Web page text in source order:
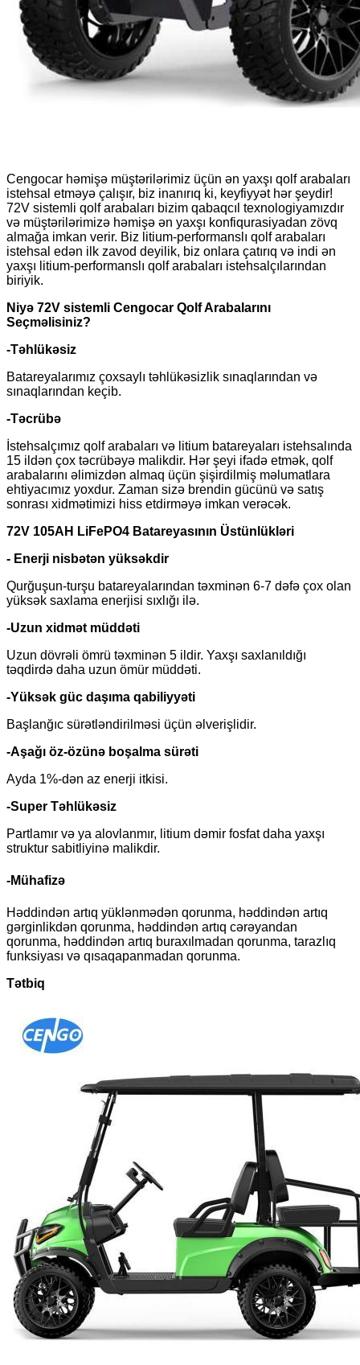
Cengocar həmişə müştərilərimiz üçün ən yaxşı qolf arabaları
istehsal etməyə çalışır, biz inanırıq ki, keyfiyyət hər şeydir!
72V sistemli qolf arabaları bizim qabaqcıl texnologiyamızdır
və müştərilərimizə həmişə ən yaxşı konfiqurasiyadan zövq
almağa imkan verir. Biz litium-performanslı qolf arabaları
istehsal edən ilk zavod deyilik, biz onlara çatırıq və indi ən
yaxşı litium-performanslı qolf arabaları istehsalçılarından
biriyik.
Niyə 72V sistemli Cengocar Qolf Arabalarını
Seçməlisiniz?
-Təhlükəsiz
Batareyalarımız çoxsaylı təhlükəsizlik sınaqlarından və
sınaqlarından keçib.
-Təcrübə
İstehsalçımız qolf arabaları və litium batareyaları istehsalında
15 ildən çox təcrübəyə malikdir. Hər şeyi ifadə etmək, qolf
arabalarını əlimizdən almaq üçün şişirdilmiş məlumatlara
ehtiyacımız yoxdur. Zaman sizə brendin gücünü və satış
sonrası xidmətimizi hiss etdirməyə imkan verəcək.
72V 105AH LiFePO4 Batareyasının Üstünlükləri
- Enerji nisbətən yüksəkdir
Qurğuşun-turşu batareyalarından təxminən 6-7 dəfə çox olan
yüksək saxlama enerjisi sıxlığı ilə.
-Uzun xidmət müddəti
Uzun dövrəli ömrü təxminən 5 ildir. Yaxşı saxlanıldığı
təqdirdə daha uzun ömür müddəti.
-Yüksək güc daşıma qabiliyyəti
Başlanğıc sürətləndirilməsi üçün əlverişlidir.
-Aşağı öz-özünə boşalma sürəti
Ayda 1%-dən az enerji itkisi.
-Super Təhlükəsiz
Partlamır və ya alovlanmır, litium dəmir fosfat daha yaxşı
struktur sabitliyinə malikdir.
-Mühafizə
Həddindən artıq yüklənmədən qorunma, həddindən artıq
gərginlikdən qorunma, həddindən artıq cərəyandan
qorunma, həddindən artıq buraxılmadan qorunma, tarazlıq
funksiyası və qısaqapanmadan qorunma.
Tətbiq